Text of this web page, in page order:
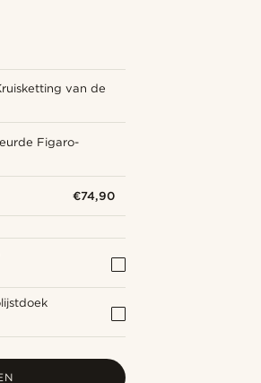
van de
Figaro-
€74,90